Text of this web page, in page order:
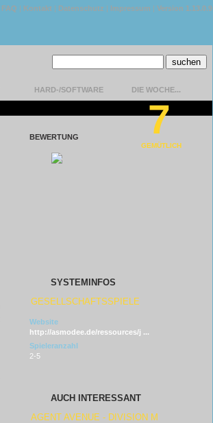
FAQ | Kontakt | Datenschutz | Impressum | Version 1.13.0.9
HARD-/SOFTWARE DIE WOCHE...
BEWERTUNG 7
GEMÜTLICH
SYSTEMINFOS
GESELLSCHAFTSSPIELE
Website
http://asmodee.de/ressources/j ...
Spieleranzahl
2-5
AUCH INTERESSANT
AGENT AVENUE - DIVISION M